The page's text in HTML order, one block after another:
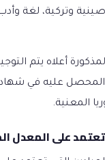
وتركية، لغة
أعلاه يتم
عليه في شهادة
المعنية.
على المعدل